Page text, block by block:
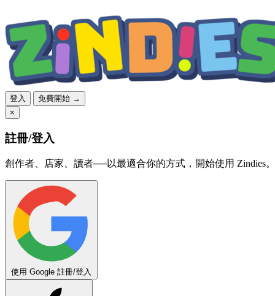
登入
免費開始 →
×
註冊/登入
創作者、店家、讀者──以最適合你的方式，開始使用 Zindies。
使用 Google 註冊/登入